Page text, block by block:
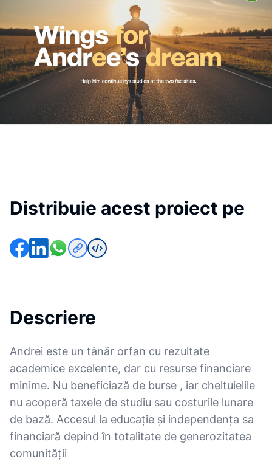
Distribuie acest proiect pe
Descriere
Andrei este un tânăr orfan cu rezultate
academice excelente, dar cu resurse financiare
minime. Nu beneficiază de burse , iar cheltuielile
nu acoperă taxele de studiu sau costurile lunare
de bază. Accesul la educație și independența sa
financiară depind în totalitate de generozitatea
comunității